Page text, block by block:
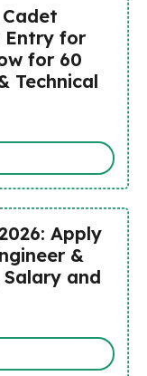
Entry for
for 60
Technical
Apply
&
and